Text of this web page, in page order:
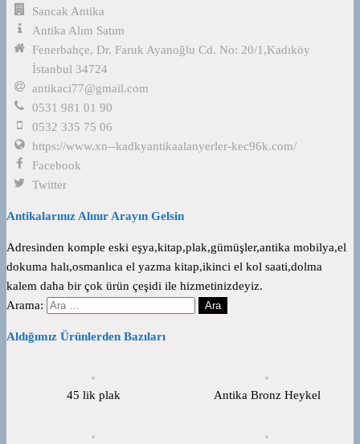
Sancak Antika
Antika Alım Satım
Fenerbahçe, Dr. Faruk Ayanoğlu Cd. No: 20/1,Kadıköy
İstanbul 34724
antikaci77@gmail.com
0531 981 01 90
0532 335 75 06
https://www.xn--kadkyantikaalanyerler-kec96k.com/
Facebook
Twitter
Antikalarınız Alınır Arayın Gelsin
Adresinden komple eski eşya,kitap,plak,gümüşler,antika mobilya,el
dokuma halı,osmanlıca el yazma kitap,ikinci el kol saati,dolma
kalem daha bir çok ürün çeşidi ile hizmetinizdeyiz.
Arama:
Aldığımız Ürünlerden Bazıları
45 lik plak Antika Bronz Heykel